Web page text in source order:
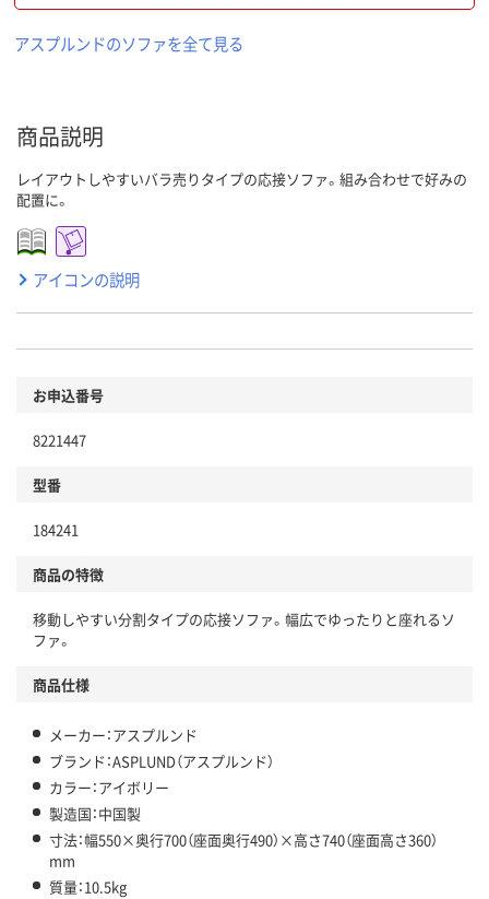
アスプルンドのソファを全て見る
商品説明
レイアウトしやすいバラ売りタイプの応接ソファ。組み合わせで好みの
配置に。
アイコンの説明
お申込番号
8221447
型番
184241
商品の特徴
移動しやすい分割タイプの応接ソファ。幅広でゆったりと座れるソ
ファ。
商品仕様
メーカー：アスプルンド
ブランド：ASPLUND（アスプルンド）
カラー：アイボリー
製造国：中国製
寸法：幅550×奥行700（座面奥行490）×高さ740（座面高さ360）
mm
質量：10.5kg